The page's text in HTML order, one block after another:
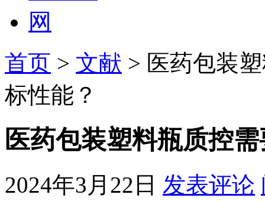
首页 > 文献 > 医药包装
标性能？
医药包装塑料瓶质控
2024年3月22日 发表评论